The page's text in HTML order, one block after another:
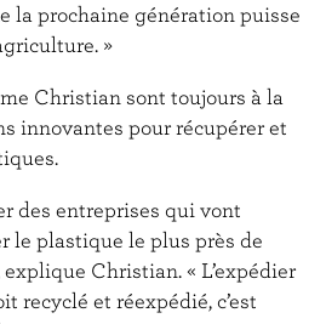
la prochaine génération puisse
»
Christian sont toujours à la
innovantes pour récupérer et
des entreprises qui vont
le plastique le plus près de
Christian. « L’expédier
recyclé et réexpédié, c’est